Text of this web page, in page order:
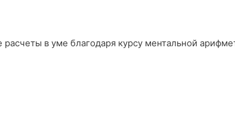
в уме благодаря курсу ментальной